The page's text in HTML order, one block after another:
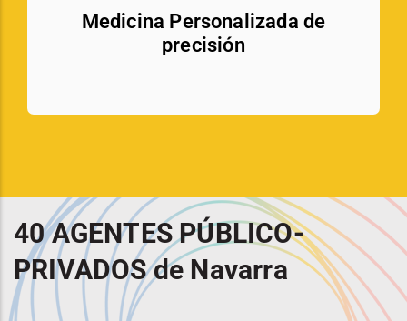
Medicina Personalizada de
precisión
40 AGENTES PÚBLICO-
PRIVADOS de Navarra